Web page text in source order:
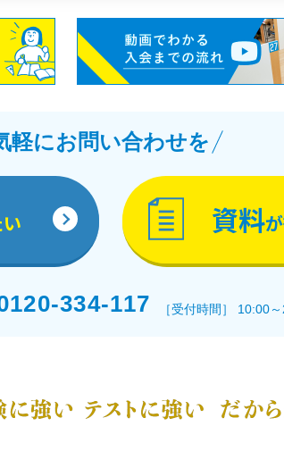
軽にお問い合わせを
資料
334-117 ［受付時間］ 10:00